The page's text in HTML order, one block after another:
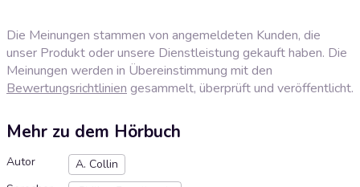
Die Meinungen stammen von angemeldeten Kunden, die
unser Produkt oder unsere Dienstleistung gekauft haben. Die
Meinungen werden in Übereinstimmung mit den
Bewertungsrichtlinien gesammelt, überprüft und veröffentlicht.
Mehr zu dem Hörbuch
Autor
A. Collin